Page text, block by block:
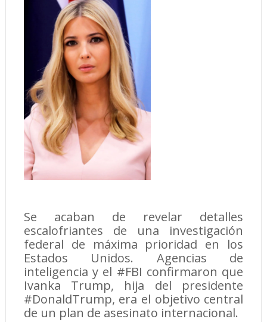
Se acaban de revelar detalles
escalofriantes de una investigación
federal de máxima prioridad en los
Estados Unidos. Agencias de
inteligencia y el #FBI confirmaron que
Ivanka Trump, hija del presidente
#DonaldTrump, era el objetivo central
de un plan de asesinato internacional.